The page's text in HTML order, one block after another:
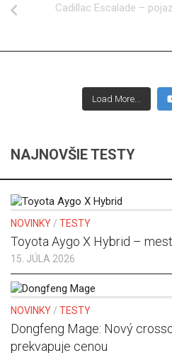
Cadillac Escalade –
Load More...
NAJNOVŠIE TESTY
NOVINKY / TESTY
Toyota Aygo X Hybrid –
15. JÚLA 2026
NOVINKY / TESTY
Dongfeng Mage: Nový
prekvapuje cenou